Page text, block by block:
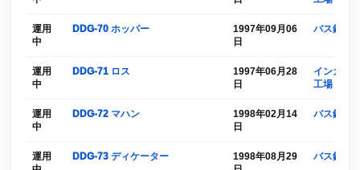
運用
中
DDG-70 ホッパー
1997年09月06
日
バス鉄工
運用
中
DDG-71 ロス
1997年06月28
日
インガル
工場
運用
中
DDG-72 マハン
1998年02月14
日
バス鉄工
運用
DDG-73 ディケーター
1998年08月29
バス鉄工